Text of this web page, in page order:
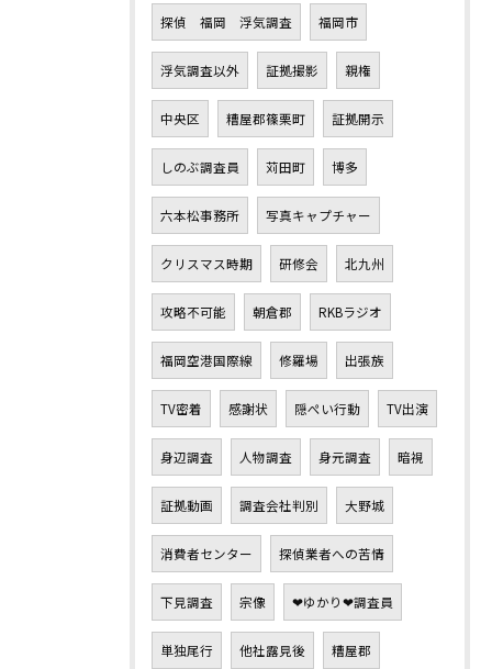
探偵 福岡 浮気調査 福岡市
浮気調査以外 証拠撮影 親権
中央区 糟屋郡篠栗町 証拠開示
しのぶ調査員 苅田町 博多
六本松事務所 写真キャプチャー
クリスマス時期 研修会 北九州
攻略不可能 朝倉郡 RKBラジオ
福岡空港国際線 修羅場 出張族
TV密着 感謝状 隠ぺい行動 TV出演
身辺調査 人物調査 身元調査 暗視
証拠動画 調査会社判別 大野城
消費者センター 探偵業者への苦情
下見調査 宗像 ❤ゆかり❤調査員
単独尾行 他社露見後 糟屋郡